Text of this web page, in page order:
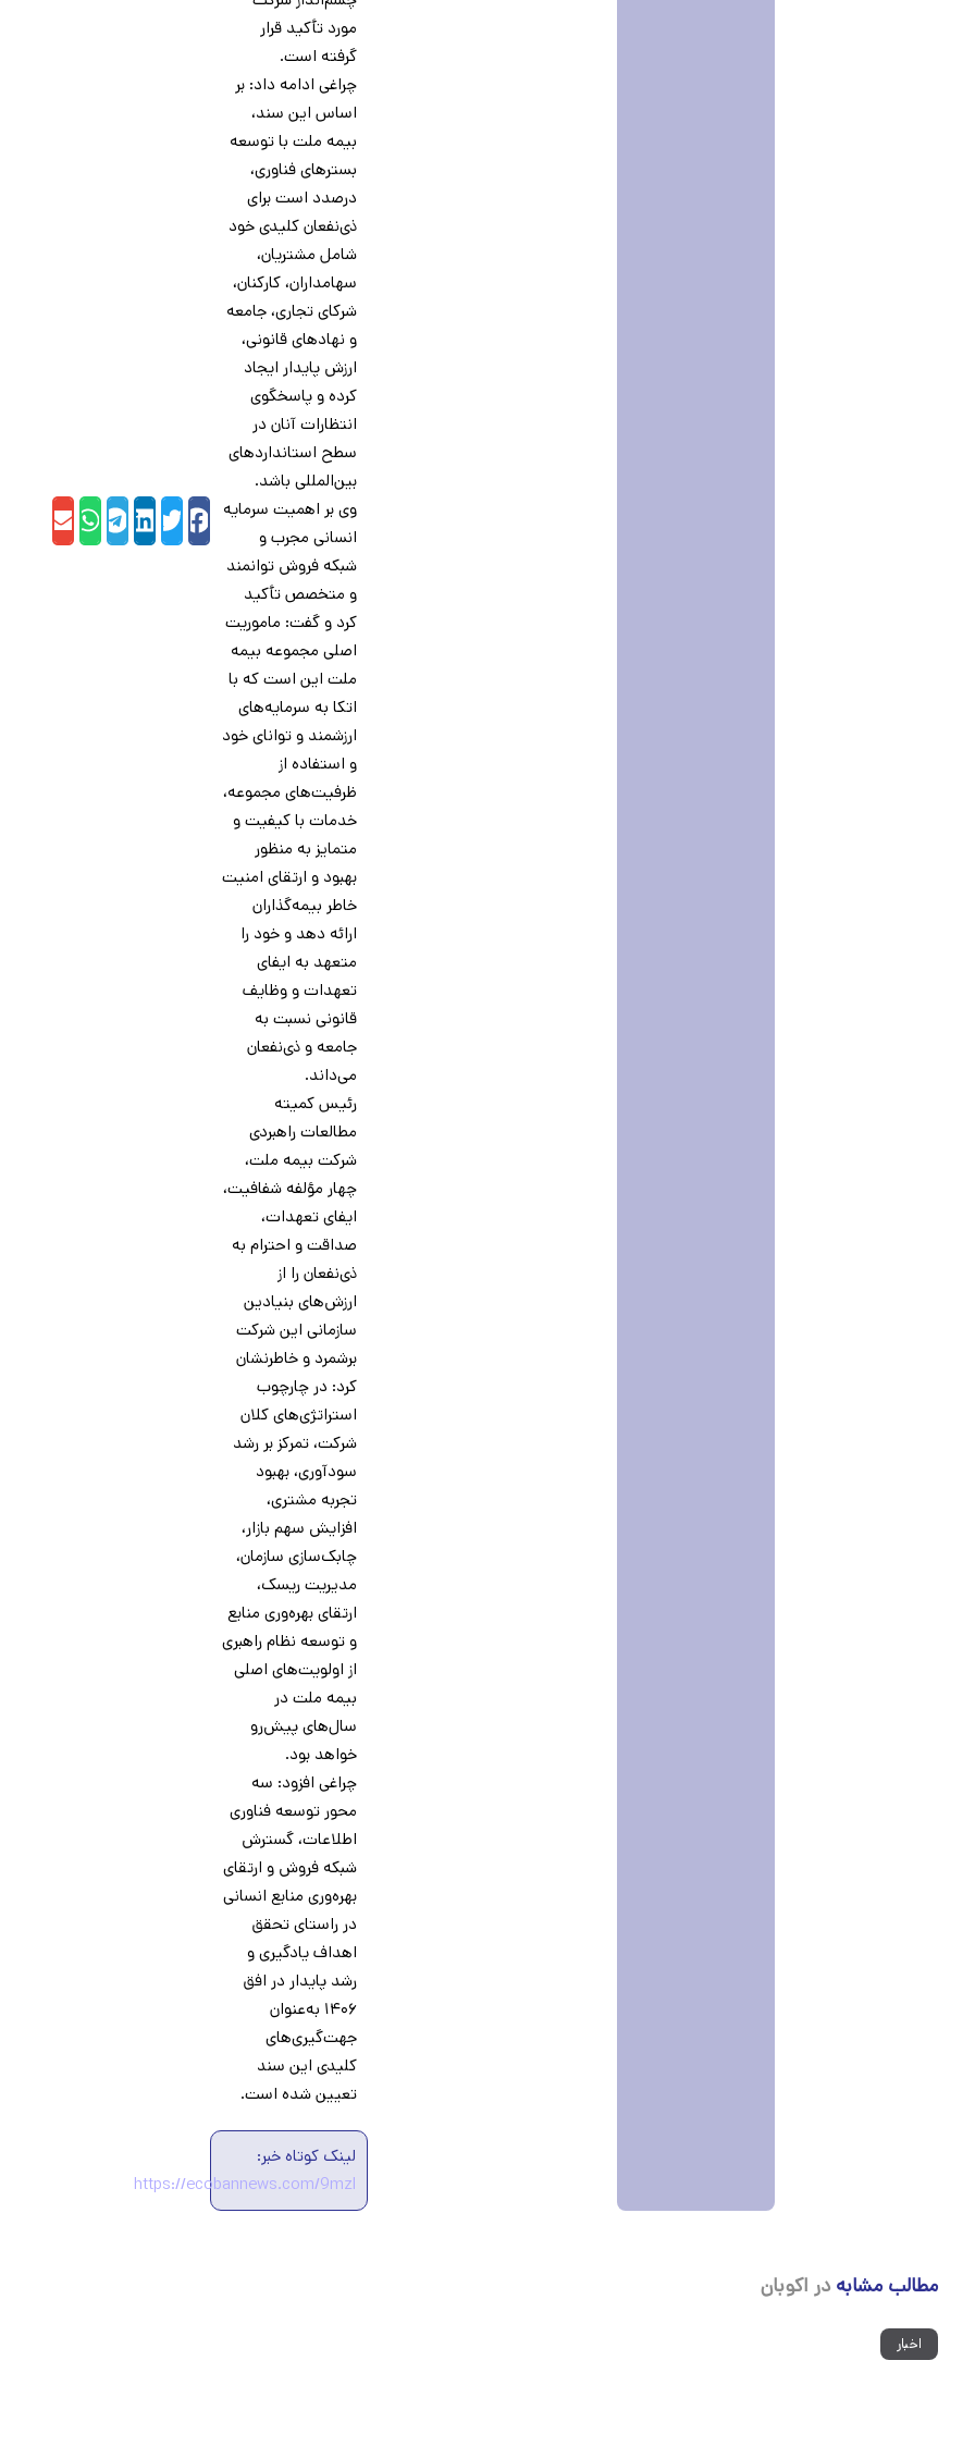
مورد تأکید قرار
گرفته است.
چراغی ادامه داد: بر
اساس این سند،
بیمه ملت با توسعه
بسترهای فناوری،
درصدد است برای
ذی‌نفعان کلیدی خود
شامل مشتریان،
سهامداران، کارکنان،
شرکای تجاری، جامعه
و نهادهای قانونی،
ارزش پایدار ایجاد
کرده و پاسخگوی
انتظارات آنان در
سطح استانداردهای
بین‌المللی باشد.
وی بر اهمیت سرمایه
انسانی مجرب و
شبکه فروش توانمند
و متخصص تأکید
کرد و گفت: ماموریت
اصلی مجموعه بیمه
ملت این است که با
اتکا به سرمایه‌های
ارزشمند و توانای خود
و استفاده از
ظرفیت‌های مجموعه،
خدمات با کیفیت و
متمایز به منظور
بهبود و ارتقای امنیت
خاطر بیمه‌گذاران
ارائه دهد و خود را
متعهد به ایفای
تعهدات و وظایف
قانونی نسبت به
جامعه و ذی‌نفعان
می‌داند.
رئیس کمیته
مطالعات راهبردی
شرکت بیمه ملت،
چهار مؤلفه شفافیت،
ایفای تعهدات،
صداقت و احترام به
ذی‌نفعان را از
ارزش‌های بنیادین
سازمانی این شرکت
برشمرد و خاطرنشان
کرد: در چارچوب
استراتژی‌های کلان
شرکت، تمرکز بر رشد
سودآوری، بهبود
تجربه مشتری،
افزایش سهم بازار،
چابک‌سازی سازمان،
مدیریت ریسک،
ارتقای بهره‌وری منابع
و توسعه نظام راهبری
از اولویت‌های اصلی
بیمه ملت در
سال‌های پیش‌رو
خواهد بود.
چراغی افزود: سه
محور توسعه فناوری
اطلاعات، گسترش
شبکه فروش و ارتقای
بهره‌وری منابع انسانی
در راستای تحقق
اهداف یادگیری و
رشد پایدار در افق
۱۴۰۶ به‌عنوان
جهت‌گیری‌های
کلیدی این سند
تعیین شده است.
لینک کوتاه خبر:
https://ecobannews.com/9mzl
Facebook
Twitter
LinkedIn
Telegram
WhatsApp
مطالب مشابه در اکوبان
اخبار